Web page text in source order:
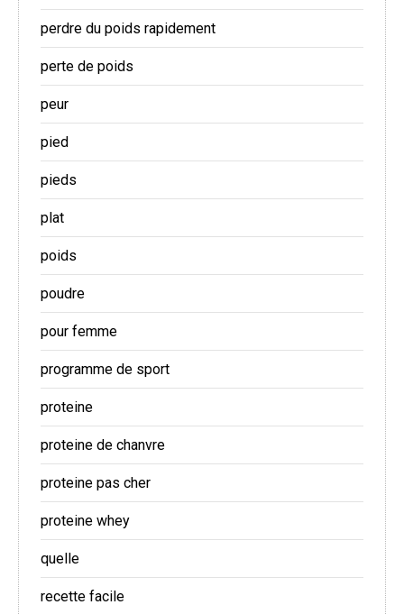
perdre du poids rapidement
perte de poids
peur
pied
pieds
plat
poids
poudre
pour femme
programme de sport
proteine
proteine de chanvre
proteine pas cher
proteine whey
quelle
recette facile